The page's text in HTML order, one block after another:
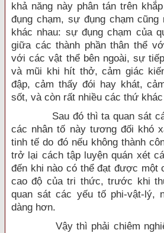
khả năng này phân tán trên
đụng chạm, sự đụng chạm cũng
khác nhau: sự đụng chạm của
giữa các thành phần thân thể
với các vật thể bên ngoài, sự
và mũi khi hít thở, cảm giác
đập, cảm thấy đói hay khát,
sốt, và còn rất nhiều các thứ
Sau đó thì ta quan sát các
các nhân tố này tương đối khó
tinh tế do đó nếu không thành
trở lại cách tập luyện quán xét
đến khi nào có thể đạt được một
cao độ của tri thức, trước khi
quan sát các yếu tố phi-vật-lý,
dàng hơn.
Vậy thì phải chiêm